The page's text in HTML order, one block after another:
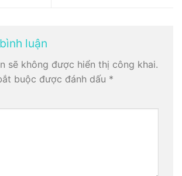
luận
sẽ không được hiển thị công khai.
buộc được đánh dấu *